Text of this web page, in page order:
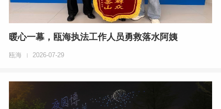
暖心一幕，瓯海执法工作人员勇救落水阿姨
瓯海 | 2026-07-29